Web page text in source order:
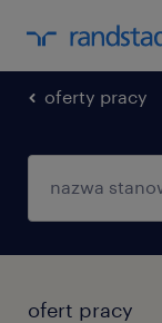
oferty pracy
ofert pracy